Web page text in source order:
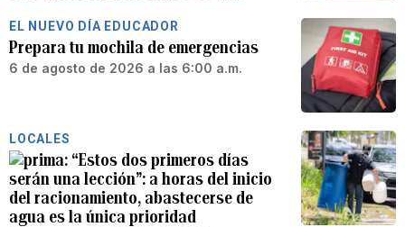
EL NUEVO DÍA EDUCADOR
Prepara tu mochila de emergencias
6 de agosto de 2026 a las 6:00 a.m.
LOCALES
“Estos dos primeros días
serán una lección”: a horas del inicio
del racionamiento, abastecerse de
agua es la única prioridad